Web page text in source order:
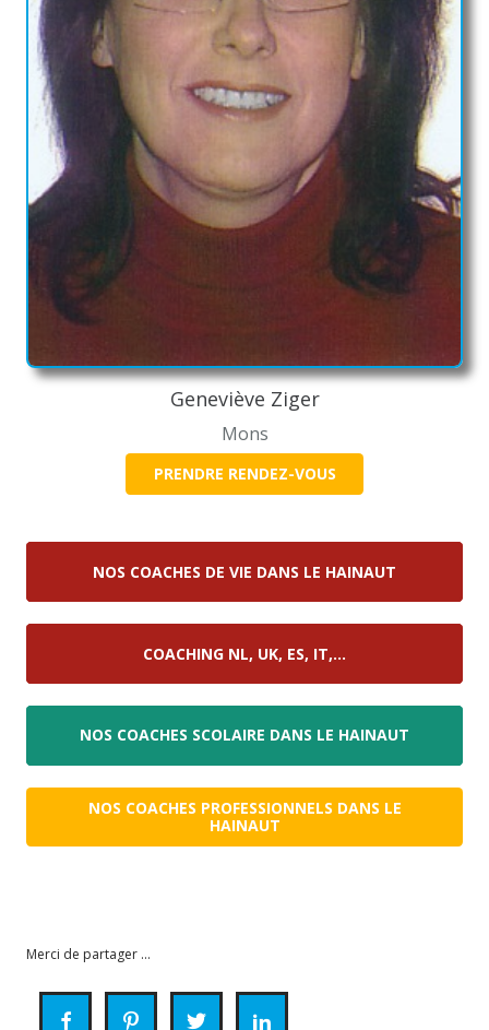
Geneviève Ziger
Mons
PRENDRE RENDEZ-VOUS
NOS COACHES DE VIE DANS LE HAINAUT
COACHING NL, UK, ES, IT,…
NOS COACHES SCOLAIRE DANS LE HAINAUT
NOS COACHES PROFESSIONNELS DANS LE
HAINAUT
Merci de partager ...